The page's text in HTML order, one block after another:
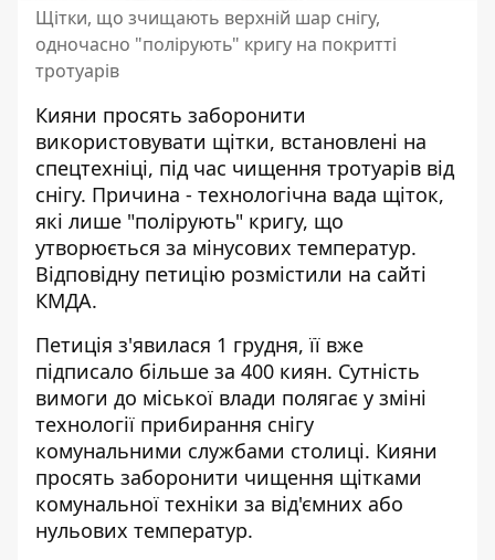
Щітки, що зчищають верхній шар снігу,
одночасно "полірують" кригу на покритті
тротуарів
Кияни просять заборонити
використовувати щітки, встановлені на
спецтехніці, під час чищення тротуарів від
снігу. Причина - технологічна вада щіток,
які лише "полірують" кригу, що
утворюється за мінусових температур.
Відповідну петицію розмістили на сайті
КМДА.
Петиція з'явилася 1 грудня, її вже
підписало більше за 400 киян. Сутність
вимоги до міської влади полягає у зміні
технології прибирання снігу
комунальними службами столиці. Кияни
просять заборонити чищення щітками
комунальної техніки за від'ємних або
нульових температур.